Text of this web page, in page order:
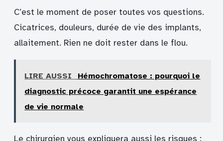
C’est le moment de poser toutes vos questions.
Cicatrices, douleurs, durée de vie des implants,
allaitement. Rien ne doit rester dans le flou.
LIRE AUSSI
Hémochromatose : pourquoi le
diagnostic précoce garantit une espérance
de vie normale